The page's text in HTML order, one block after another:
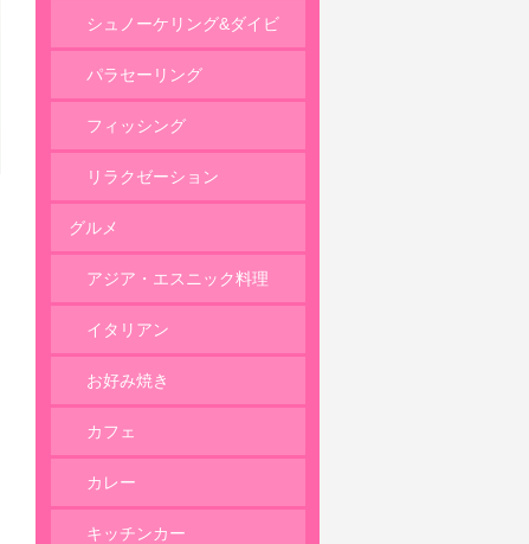
シュノーケリング&ダイビ
ング
パラセーリング
フィッシング
リラクゼーション
グルメ
アジア・エスニック料理
イタリアン
お好み焼き
カフェ
カレー
キッチンカー